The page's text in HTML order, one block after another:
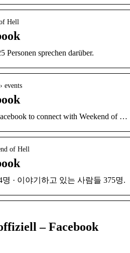
Hell
Personen sprechen darüber.
events
to connect with Weekend of …
of Hell
· 이야기하고 있는 사람들 375명.
– Facebook